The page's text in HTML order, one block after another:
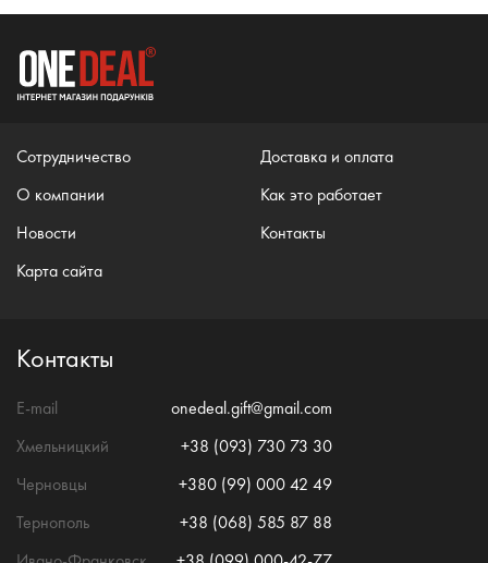
Сотрудничество
О компании
Новости
Карта сайта
Доставка и оплата
Как это работает
Контакты
Контакты
E-mail
onedeal.gift@gmail.com
Хмельницкий
+38 (093) 730 73 30
Черновцы
+380 (99) 000 42 49
Тернополь
+38 (068) 585 87 88